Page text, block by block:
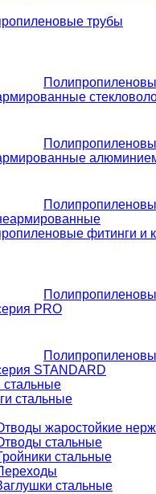
трубы
фитинги и
PRO
STANDARD
стальные
стальные
жаростойкие
стальные
стальные
стальные